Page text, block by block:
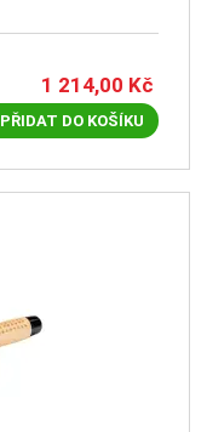
1 214,00 Kč
PŘIDAT DO KOŠÍKU